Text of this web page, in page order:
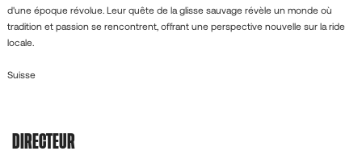
d'une époque révolue. Leur quête de la glisse sauvage révèle un monde où
tradition et passion se rencontrent, offrant une perspective nouvelle sur la ride
locale.
Suisse
DIRECTEUR